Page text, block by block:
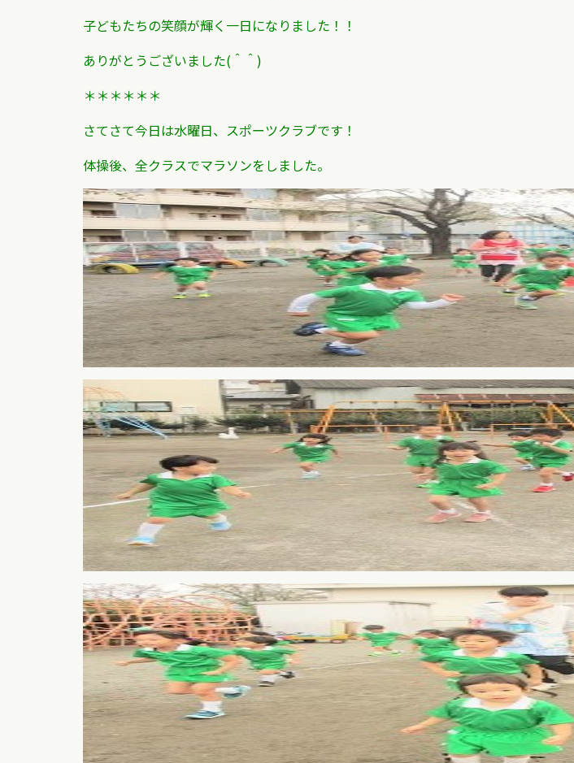
子どもたちの笑顔が輝く一日になりました！！
ありがとうございました(＾＾)
＊＊＊＊＊＊
さてさて今日は水曜日、スポーツクラブです！
体操後、全クラスでマラソンをしました。